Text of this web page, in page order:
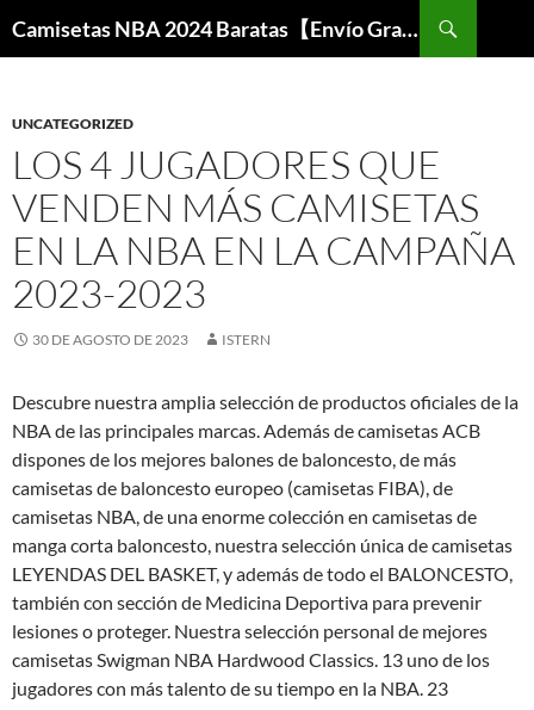
Camisetas NBA 2024 Baratas【Envío Gratis】
UNCATEGORIZED
LOS 4 JUGADORES QUE
VENDEN MÁS CAMISETAS
EN LA NBA EN LA CAMPAÑA
2023-2023
30 DE AGOSTO DE 2023 ISTERN
Descubre nuestra amplia selección de productos oficiales de la
NBA de las principales marcas. Además de camisetas ACB
dispones de los mejores balones de baloncesto, de más
camisetas de baloncesto europeo (camisetas FIBA), de
camisetas NBA, de una enorme colección en camisetas de
manga corta baloncesto, nuestra selección única de camisetas
LEYENDAS DEL BASKET, y además de todo el BALONCESTO,
también con sección de Medicina Deportiva para prevenir
lesiones o proteger. Nuestra selección personal de mejores
camisetas Swigman NBA Hardwood Classics. 13 uno de los
jugadores con más talento de su tiempo en la NBA. 23